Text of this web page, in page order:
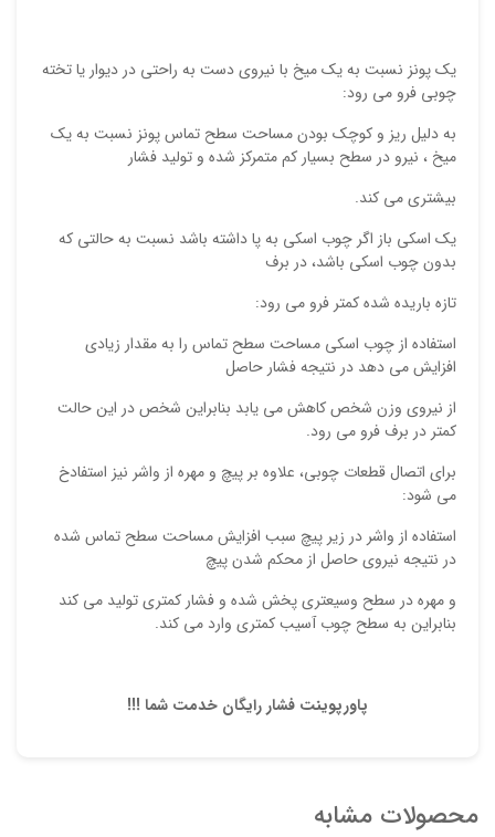
یک پونز نسبت به یک میخ با نیروی دست به راحتی در دیوار یا تخته
چوبی فرو می رود:
به دلیل ریز و کوچک بودن مساحت سطح تماس پونز نسبت به یک
میخ ، نیرو در سطح بسیار کم متمرکز شده و تولید فشار
بیشتری می کند.
یک اسکی باز اگر چوب اسکی به پا داشته باشد نسبت به حالتی که
بدون چوب اسکی باشد، در برف
تازه باریده شده کمتر فرو می رود:
استفاده از چوب اسکی مساحت سطح تماس را به مقدار زیادی
افزایش می دهد در نتیجه فشار حاصل
از نیروی وزن شخص کاهش می یابد بنابراین شخص در این حالت
کمتر در برف فرو می رود.
برای اتصال قطعات چوبی، علاوه بر پیچ و مهره از واشر نیز استفادخ
می شود:
استفاده از واشر در زیر پیچ سبب افزایش مساحت سطح تماس شده
در نتیجه نیروی حاصل از محکم شدن پیچ
و مهره در سطح وسیعتری پخش شده و فشار کمتری تولید می کند
بنابراین به سطح چوب آسیب کمتری وارد می کند.
پاورپوینت فشار رایگان خدمت شما !!!
محصولات مشابه